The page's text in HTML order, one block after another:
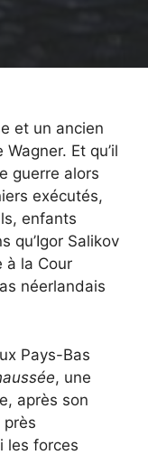
et un ancien
Et qu’il
guerre alors
exécutés,
enfants
qu’Igor Salikov
à la Cour
néerlandais
Pays-Bas
, une
après son
près
les forces